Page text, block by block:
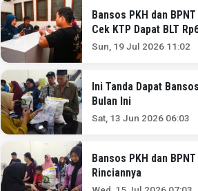
Bansos PKH dan
Cek KTP Dapat BLT
Sun, 19 Jul 2026 11:02
Ini Tanda Dapat
Bulan Ini
Sat, 13 Jun 2026 06:03
Bansos PKH dan
Rinciannya